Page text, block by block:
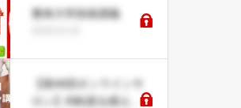
整体大学技術講義
【第46回オンラインサ
ロン】内転筋を鍛える